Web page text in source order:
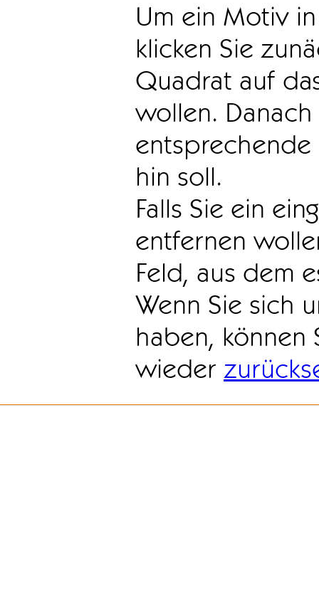
Um ein Motiv
klicken Sie
Quadrat auf
wollen.
hin soll.
Falls Sie ein
entfernen
Feld, aus dem
Wenn Sie sich
haben, können
wieder